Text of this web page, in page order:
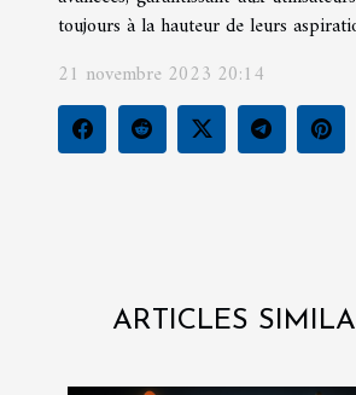
toujours à la hauteur de leurs
21 novembre 2023 20:14
ARTICLES